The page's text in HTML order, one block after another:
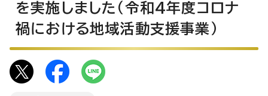
を実施しました（令和4年度コロナ
禍における地域活動支援事業）